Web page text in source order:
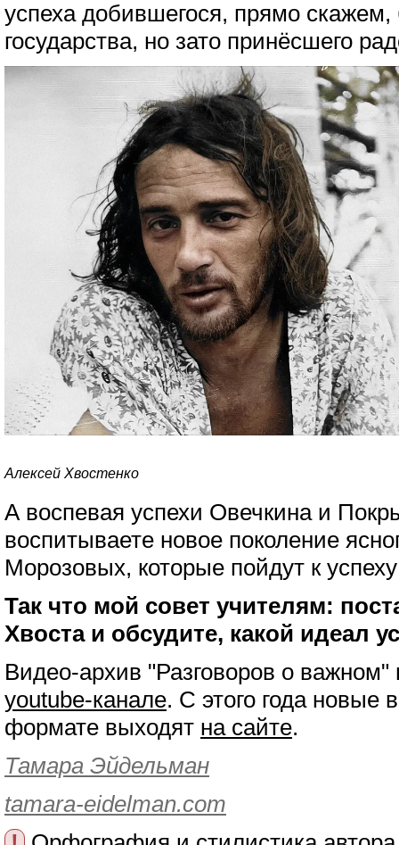
успеха добившегося, прямо
государства, но зато принёсшего
Алексей Хвостенко
А воспевая успехи Овечкина и
воспитываете новое поколение
Морозовых, которые пойдут к
Так что мой совет учителям:
Хвоста и обсудите, какой идеал
Видео-архив "Разговоров о
youtube-канале. С этого года новые
формате выходят на сайте.
Тамара Эйдельман
tamara-eidelman.com